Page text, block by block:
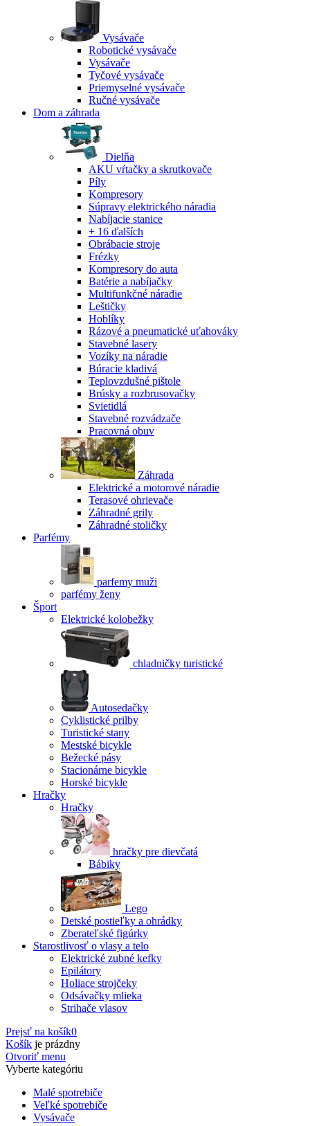
Vysávače
Robotické vysávače
Vysávače
Tyčové vysávače
Priemyselné vysávače
Ručné vysávače
Dom a záhrada
Dielňa
AKU vŕtačky a skrutkovače
Píly
Kompresory
Súpravy elektrického náradia
Nabíjacie stanice
+ 16 ďalších
Obrábacie stroje
Frézky
Kompresory do auta
Batérie a nabíjačky
Multifunkčné náradie
Leštičky
Hoblíky
Rázové a pneumatické uťahováky
Stavebné lasery
Vozíky na náradie
Búracie kladivá
Teplovzdušné pištole
Brúsky a rozbrusovačky
Svietidlá
Stavebné rozvádzače
Pracovná obuv
Záhrada
Elektrické a motorové náradie
Terasové ohrievače
Záhradné grily
Záhradné stoličky
Parfémy
parfemy muži
parfémy ženy
Šport
Elektrické kolobežky
chladničky turistické
Autosedačky
Cyklistické prilby
Turistické stany
Mestské bicykle
Bežecké pásy
Stacionárne bicykle
Horské bicykle
Hračky
Hračky
hračky pre dievčatá
Bábiky
Lego
Detské postieľky a ohrádky
Zberateľské figúrky
Starostlivosť o vlasy a telo
Elektrické zubné kefky
Epilátory
Holiace strojčeky
Odsávačky mlieka
Strihače vlasov
Prejsť na košík0
Košík je prázdny
Otvoriť menu
Vyberte kategóriu
Malé spotrebiče
Veľké spotrebiče
Vysávače